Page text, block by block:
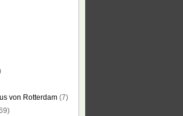
von Rotterdam (7)